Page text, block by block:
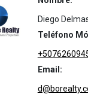
Diego
Teléfono
Email: